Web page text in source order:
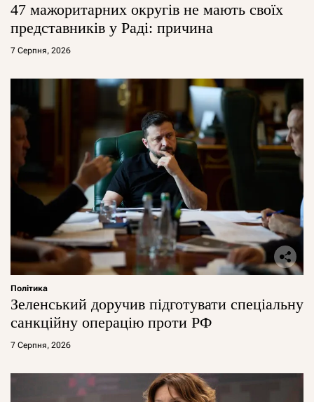
47 мажоритарних округів не мають своїх
представників у Раді: причина
7 Серпня, 2026
Політика
Зеленський доручив підготувати спеціальну
санкційну операцію проти РФ
7 Серпня, 2026